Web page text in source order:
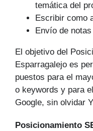
temática del
Escribir como
Envío de
El objetivo del
Esparragalejo es
puestos para el
o keywords y para
Google, sin olvidar
Posicionamiento